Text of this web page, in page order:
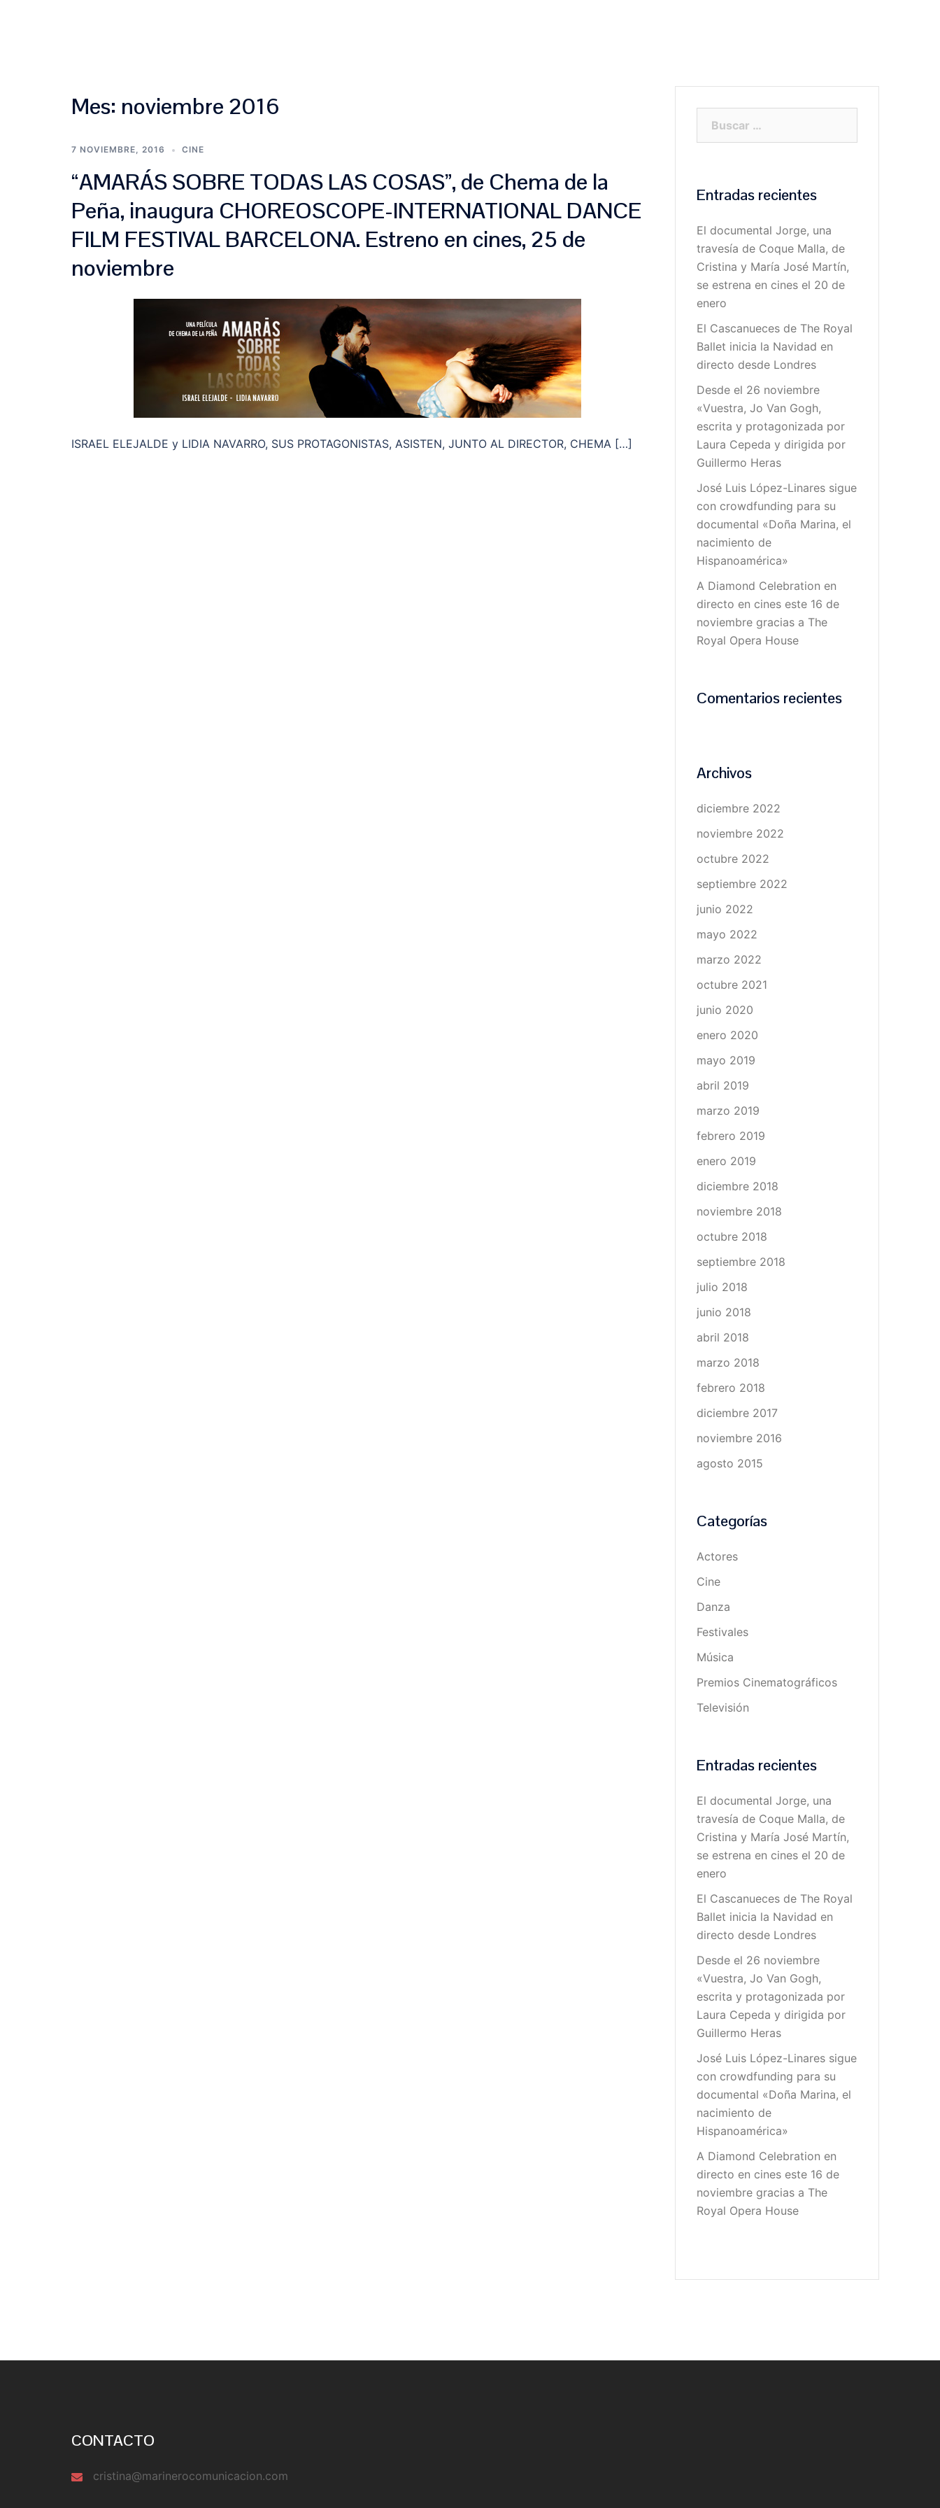
Mes: noviembre 2016
7 NOVIEMBRE, 2016 CINE
“AMARÁS SOBRE TODAS LAS COSAS”, de Chema de la
Peña, inaugura CHOREOSCOPE-INTERNATIONAL DANCE
FILM FESTIVAL BARCELONA. Estreno en cines, 25 de
noviembre
ISRAEL ELEJALDE y LIDIA NAVARRO, SUS PROTAGONISTAS, ASISTEN, JUNTO AL DIRECTOR, CHEMA […]
Entradas recientes
El documental Jorge, una
travesía de Coque Malla, de
Cristina y María José Martín,
se estrena en cines el 20 de
enero
El Cascanueces de The Royal
Ballet inicia la Navidad en
directo desde Londres
Desde el 26 noviembre
«Vuestra, Jo Van Gogh,
escrita y protagonizada por
Laura Cepeda y dirigida por
Guillermo Heras
José Luis López-Linares sigue
con crowdfunding para su
documental «Doña Marina, el
nacimiento de
Hispanoamérica»
A Diamond Celebration en
directo en cines este 16 de
noviembre gracias a The
Royal Opera House
Comentarios recientes
Archivos
diciembre 2022
noviembre 2022
octubre 2022
septiembre 2022
junio 2022
mayo 2022
marzo 2022
octubre 2021
junio 2020
enero 2020
mayo 2019
abril 2019
marzo 2019
febrero 2019
enero 2019
diciembre 2018
noviembre 2018
octubre 2018
septiembre 2018
julio 2018
junio 2018
abril 2018
marzo 2018
febrero 2018
diciembre 2017
noviembre 2016
agosto 2015
Categorías
Actores
Cine
Danza
Festivales
Música
Premios Cinematográficos
Televisión
Entradas recientes
El documental Jorge, una
travesía de Coque Malla, de
Cristina y María José Martín,
se estrena en cines el 20 de
enero
El Cascanueces de The Royal
Ballet inicia la Navidad en
directo desde Londres
Desde el 26 noviembre
«Vuestra, Jo Van Gogh,
escrita y protagonizada por
Laura Cepeda y dirigida por
Guillermo Heras
José Luis López-Linares sigue
con crowdfunding para su
documental «Doña Marina, el
nacimiento de
Hispanoamérica»
A Diamond Celebration en
directo en cines este 16 de
noviembre gracias a The
Royal Opera House
CONTACTO
cristina@marinerocomunicacion.com